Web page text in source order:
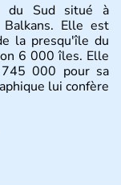
du Sud situé à
Elle est
la presqu'île du
6 000 îles. Elle
000 pour sa
lui confère